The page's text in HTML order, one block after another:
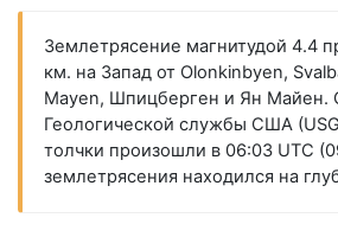
Землетрясение магнитудой 4.4
км. на Запад от Olonkinbyen,
Mayen, Шпицберген и Ян Майен.
Геологической службы США
толчки произошли в 06:03 UTC
землетрясения находился на